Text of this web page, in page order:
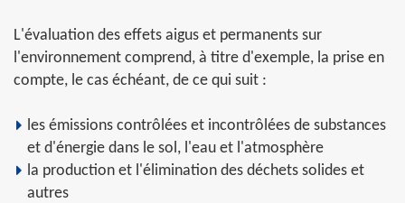
L'évaluation des effets aigus et permanents sur
l'environnement comprend, à titre d'exemple, la prise en
compte, le cas échéant, de ce qui suit :
les émissions contrôlées et incontrôlées de substances
et d'énergie dans le sol, l'eau et l'atmosphère
la production et l'élimination des déchets solides et
autres